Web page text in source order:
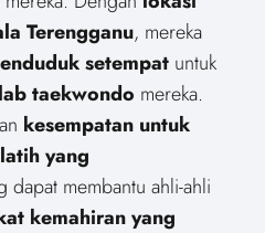
Terengganu, mereka
setempat untuk
taekwondo mereka.
kesempatan untuk
yang
dapat membantu ahli-ahli
kemahiran yang